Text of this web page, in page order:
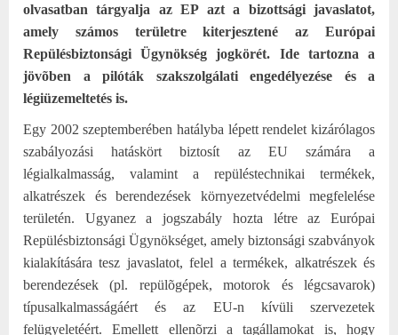
olvasatban tárgyalja az EP azt a bizottsági javaslatot,
amely számos területre kiterjesztené az Európai
Repülésbiztonsági Ügynökség jogkörét. Ide tartozna a
jövõben a pilóták szakszolgálati engedélyezése és a
légiüzemeltetés is.
Egy 2002 szeptemberében hatályba lépett rendelet kizárólagos
szabályozási hatáskört biztosít az EU számára a
légialkalmasság, valamint a repüléstechnikai termékek,
alkatrészek és berendezések környezetvédelmi megfelelése
területén. Ugyanez a jogszabály hozta létre az Európai
Repülésbiztonsági Ügynökséget, amely biztonsági szabványok
kialakítására tesz javaslatot, felel a termékek, alkatrészek és
berendezések (pl. repülõgépek, motorok és légcsavarok)
típusalkalmasságáért és az EU-n kívüli szervezetek
felügyeletéért. Emellett ellenõrzi a tagállamokat is, hogy